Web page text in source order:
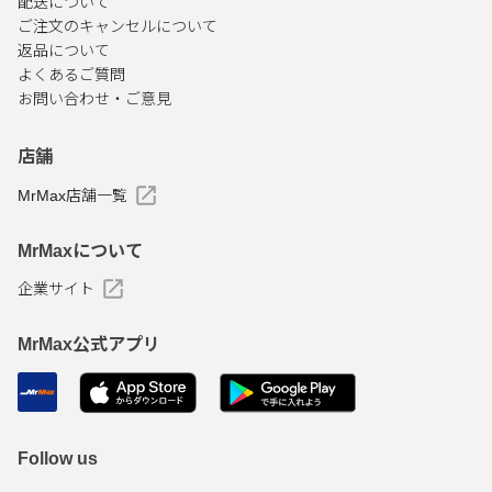
ご注文のキャンセルについて
返品について
よくあるご質問
お問い合わせ・ご意見
店舗
MrMax店舗一覧
MrMaxについて
企業サイト
MrMax公式アプリ
Follow us